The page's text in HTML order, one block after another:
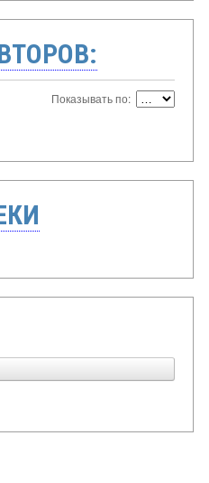
Показывать по: